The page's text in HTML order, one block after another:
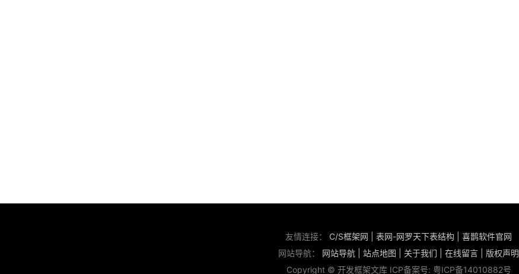
友情连接： C/S框架网 表网-网罗天下表结构
喜鹊软件官网
网站导航： 网站导航 站点地图 关于我们 在线留言
版权声明
Copyright © 开发框架文库 ICP备案号: 粤ICP备14010882号